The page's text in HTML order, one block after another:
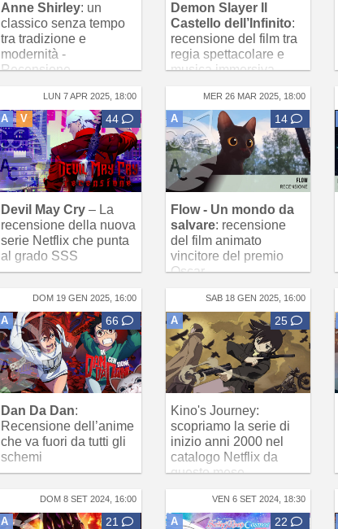
Anne Shirley: un
classico senza tempo
tra tradizione e
modernità -
Recensione
Demon Slayer Il
Castello dell’Infinito:
recensione del film tra
regia spettacolare e
musica immersiva
LUN 7 APR 2025, 18:00
A V 44
Devil May Cry – La
recensione della nuova
serie Netflix che punta
al grado SSS
MER 26 MAR 2025, 18:00
A 14
Flow - Un mondo da
salvare: recensione
del film animato
vincitore del premio
Oscar
DOM 19 GEN 2025, 16:00
A 66
Dan Da Dan:
Recensione dell’anime
che va fuori da tutti gli
schemi
SAB 18 GEN 2025, 16:00
A 25
Kino's Journey:
scopriamo la serie di
inizio anni 2000 nel
catalogo Netflix da
questo mese
DOM 8 SET 2024, 16:00
A 21
VEN 6 SET 2024, 18:30
A 22